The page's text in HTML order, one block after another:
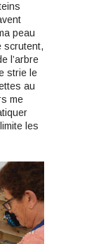
peau
scrutent,
l’arbre
strie le
au
me
les